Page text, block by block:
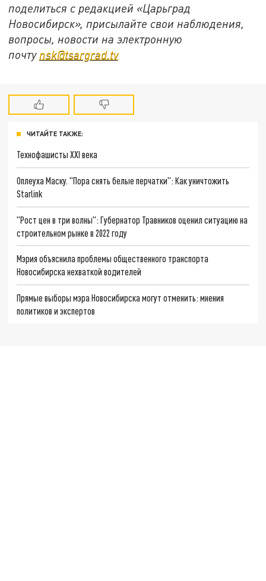
поделиться с редакцией «Царьград
Новосибирск», присылайте свои наблюдения,
вопросы, новости на электронную
почту nsk@tsargrad.tv
ЧИТАЙТЕ ТАКЖЕ:
Технофашисты XXI века
Оплеуха Маску. "Пора снять белые перчатки": Как уничтожить
Starlink
"Рост цен в три волны": Губернатор Травников оценил ситуацию на
строительном рынке в 2022 году
Мэрия объяснила проблемы общественного транспорта
Новосибирска нехваткой водителей
Прямые выборы мэра Новосибирска могут отменить: мнения
политиков и экспертов